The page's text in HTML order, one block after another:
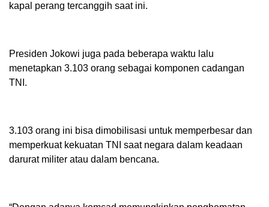
kapal perang tercanggih saat ini.
Presiden Jokowi juga pada beberapa waktu lalu
menetapkan 3.103 orang sebagai komponen cadangan
TNI.
3.103 orang ini bisa dimobilisasi untuk memperbesar dan
memperkuat kekuatan TNI saat negara dalam keadaan
darurat militer atau dalam bencana.